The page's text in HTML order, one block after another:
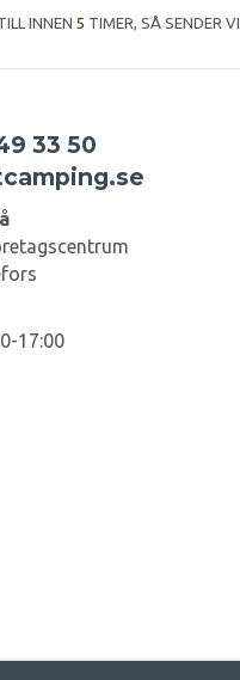
INNEN 5 TIMER, SÅ SENDER VI
33 50
17:00